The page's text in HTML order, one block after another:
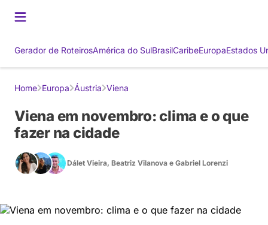
Gerador de RoteirosAmérica do SulBrasilCaribeEuropaEstados
Home Europa Áustria Viena
Viena em novembro: clima e o que
fazer na cidade
Dálet Vieira, Beatriz Vilanova e Gabriel Lorenzi